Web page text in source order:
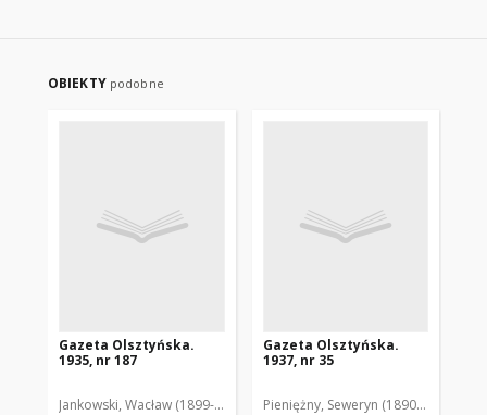
OBIEKTY podobne
Gazeta Olsztyńska.
1935, nr 187
Jankowski, Wacław (1899-1975). Red.
Gazeta Olsztyńska.
1937, nr 35
Pieniężny, Seweryn (1890-1940). Red.